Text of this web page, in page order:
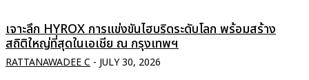
เจาะลึก HYROX การแข่งขันไฮบริดระดับโลก พร้อมสร้าง
สถิติใหญ่ที่สุดในเอเชีย ณ กรุงเทพฯ
RATTANAWADEE C - JULY 30, 2026